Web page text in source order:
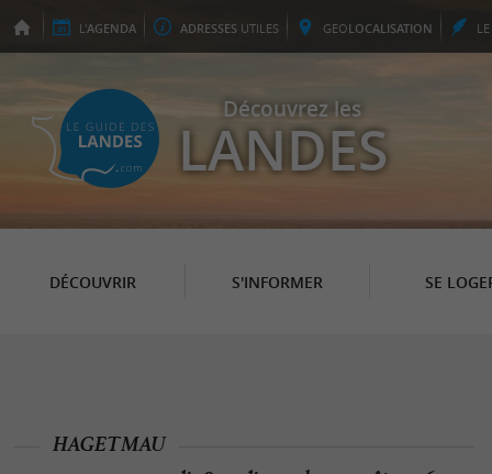
L'AGENDA ADRESSES UTILES GEOLOCALISATION LE
Découvrez les
LANDES
DÉCOUVRIR S'INFORMER SE
HAGETMAU